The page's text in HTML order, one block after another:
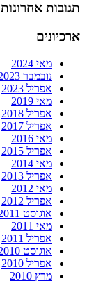
תגובות אחרונות
ארכיונים
מאי 2024
נובמבר 2023
אפריל 2023
מאי 2019
אפריל 2018
אפריל 2017
מאי 2016
אפריל 2015
מאי 2014
אפריל 2013
מאי 2012
אפריל 2012
אוגוסט 2011
מאי 2011
אפריל 2011
אוגוסט 2010
אפריל 2010
מרץ 2010